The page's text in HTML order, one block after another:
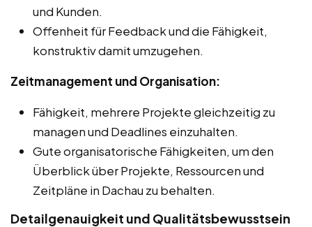
und Kunden.
Offenheit für Feedback und die Fähigkeit,
konstruktiv damit umzugehen.
Zeitmanagement und Organisation:
Fähigkeit, mehrere Projekte gleichzeitig zu
managen und Deadlines einzuhalten.
Gute organisatorische Fähigkeiten, um den
Überblick über Projekte, Ressourcen und
Zeitpläne in Dachau zu behalten.
Detailgenauigkeit und Qualitätsbewusstsein